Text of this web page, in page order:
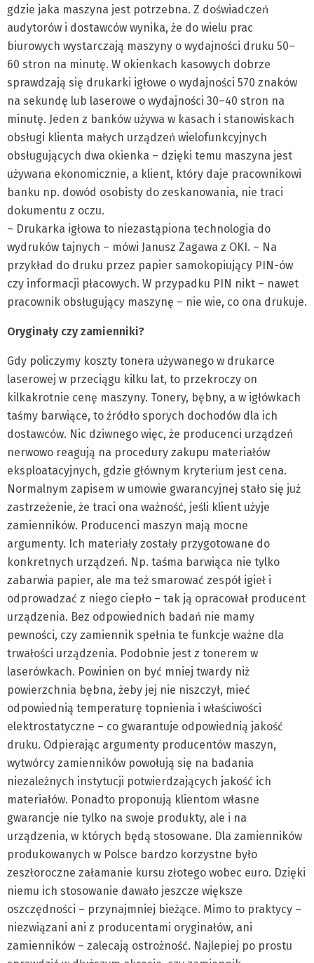
gdzie jaka maszyna jest potrzebna. Z doświadczeń
audytorów i dostawców wynika, że do wielu prac
biurowych wystarczają maszyny o wydajności druku 50–
60 stron na minutę. W okienkach kasowych dobrze
sprawdzają się drukarki igłowe o wydajności 570 znaków
na sekundę lub laserowe o wydajności 30–40 stron na
minutę. Jeden z banków używa w kasach i stanowiskach
obsługi klienta małych urządzeń wielofunkcyjnych
obsługujących dwa okienka – dzięki temu maszyna jest
używana ekonomicznie, a klient, który daje pracownikowi
banku np. dowód osobisty do zeskanowania, nie traci
dokumentu z oczu.
– Drukarka igłowa to niezastąpiona technologia do
wydruków tajnych – mówi Janusz Zagawa z OKI. – Na
przykład do druku przez papier samokopiujący PIN-ów
czy informacji płacowych. W przypadku PIN nikt – nawet
pracownik obsługujący maszynę – nie wie, co ona drukuje.
Oryginały czy zamienniki?
Gdy policzymy koszty tonera używanego w drukarce
laserowej w przeciągu kilku lat, to przekroczy on
kilkakrotnie cenę maszyny. Tonery, bębny, a w igłówkach
taśmy barwiące, to źródło sporych dochodów dla ich
dostawców. Nic dziwnego więc, że producenci urządzeń
nerwowo reagują na procedury zakupu materiałów
eksploatacyjnych, gdzie głównym kryterium jest cena.
Normalnym zapisem w umowie gwarancyjnej stało się już
zastrzeżenie, że traci ona ważność, jeśli klient użyje
zamienników. Producenci maszyn mają mocne
argumenty. Ich materiały zostały przygotowane do
konkretnych urządzeń. Np. taśma barwiąca nie tylko
zabarwia papier, ale ma też smarować zespół igieł i
odprowadzać z niego ciepło – tak ją opracował producent
urządzenia. Bez odpowiednich badań nie mamy
pewności, czy zamiennik spełnia te funkcje ważne dla
trwałości urządzenia. Podobnie jest z tonerem w
laserówkach. Powinien on być mniej twardy niż
powierzchnia bębna, żeby jej nie niszczył, mieć
odpowiednią temperaturę topnienia i właściwości
elektrostatyczne – co gwarantuje odpowiednią jakość
druku. Odpierając argumenty producentów maszyn,
wytwórcy zamienników powołują się na badania
niezależnych instytucji potwierdzających jakość ich
materiałów. Ponadto proponują klientom własne
gwarancje nie tylko na swoje produkty, ale i na
urządzenia, w których będą stosowane. Dla zamienników
produkowanych w Polsce bardzo korzystne było
zeszłoroczne załamanie kursu złotego wobec euro. Dzięki
niemu ich stosowanie dawało jeszcze większe
oszczędności – przynajmniej bieżące. Mimo to praktycy –
niezwiązani ani z producentami oryginałów, ani
zamienników – zalecają ostrożność. Najlepiej po prostu